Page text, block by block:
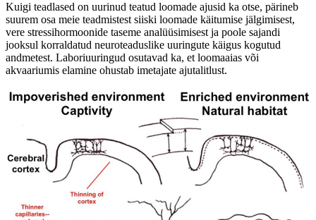
Kuigi teadlased on uurinud teatud loomade ajusid ka otse, pärineb
suurem osa meie teadmistest siiski loomade käitumise jälgimisest,
vere stressihormoonide taseme analüüsimisest ja poole sajandi
jooksul korraldatud neuroteaduslike uuringute käigus kogutud
andmetest. Laboriuuringud osutavad ka, et loomaaias või
akvaariumis elamine ohustab imetajate ajutalitlust.